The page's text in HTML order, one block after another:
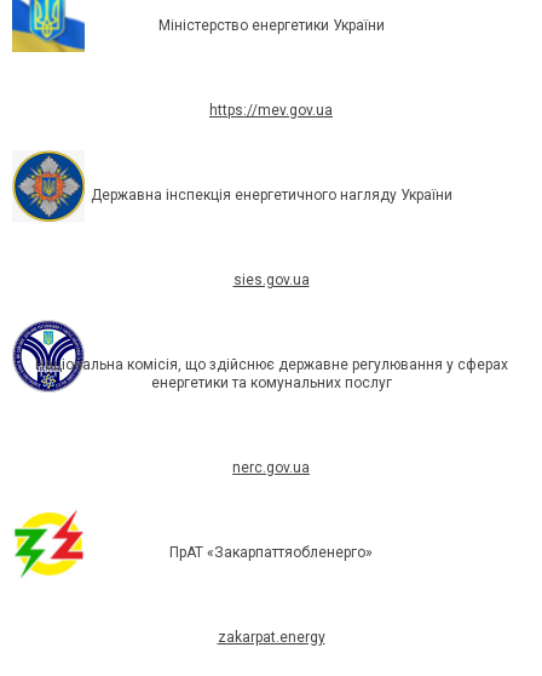
Міністерство енергетики України
https://mev.gov.ua
Державна інспекція енергетичного нагляду України
sies.gov.ua
Національна комісія, що здійснює державне регулювання у сферах
енергетики та комунальних послуг
nerc.gov.ua
ПрАТ «Закарпаттяобленерго»
zakarpat.energy